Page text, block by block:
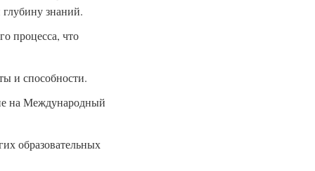
знаний.
процесса, что
и способности.
на Международный
образовательных